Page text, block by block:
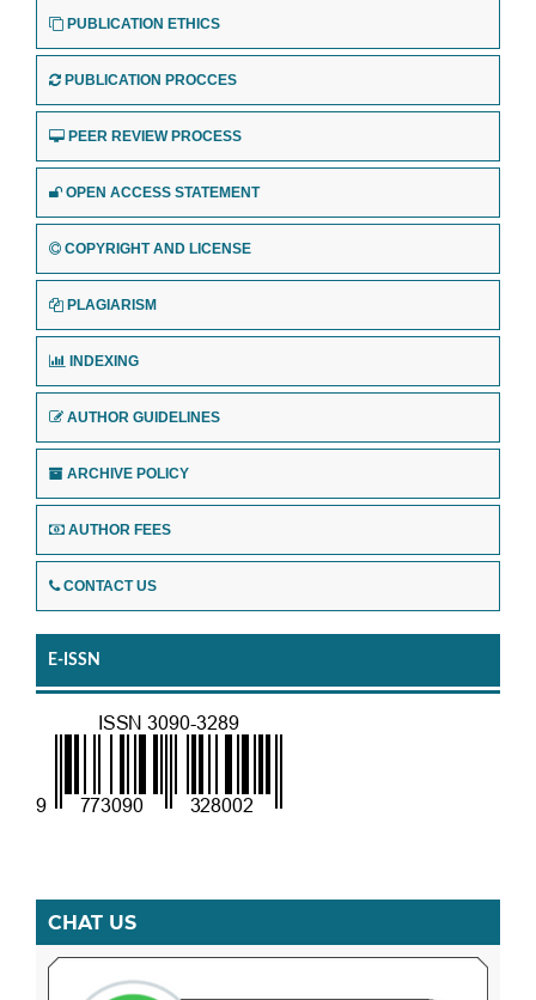
PUBLICATION ETHICS
PUBLICATION PROCCES
PEER REVIEW PROCESS
OPEN ACCESS STATEMENT
COPYRIGHT AND LICENSE
PLAGIARISM
INDEXING
AUTHOR GUIDELINES
ARCHIVE POLICY
AUTHOR FEES
CONTACT US
E-ISSN
CHAT US